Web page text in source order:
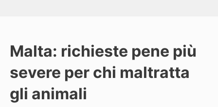
Malta: richieste pene più
severe per chi maltratta
gli animali